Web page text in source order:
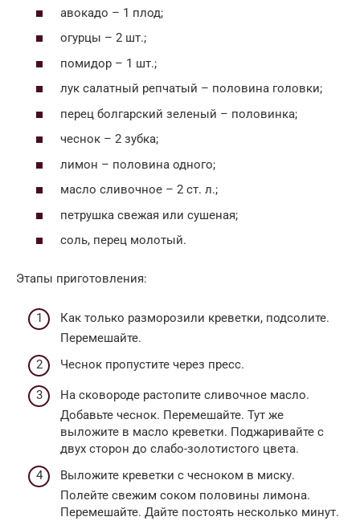
авокадо – 1 плод;
огурцы – 2 шт.;
помидор – 1 шт.;
лук салатный репчатый – половина головки;
перец болгарский зеленый – половинка;
чеснок – 2 зубка;
лимон – половина одного;
масло сливочное – 2 ст. л.;
петрушка свежая или сушеная;
соль, перец молотый.
Этапы приготовления:
Как только разморозили креветки, подсолите.
Перемешайте.
Чеснок пропустите через пресс.
На сковороде растопите сливочное масло.
Добавьте чеснок. Перемешайте. Тут же
выложите в масло креветки. Поджаривайте с
двух сторон до слабо-золотистого цвета.
Выложите креветки с чесноком в миску.
Полейте свежим соком половины лимона.
Перемешайте. Дайте постоять несколько минут.